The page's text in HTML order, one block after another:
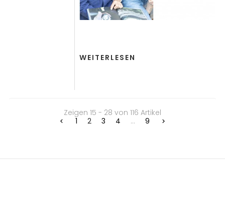
WEITERLESEN
Zeigen 15 - 28 von 116 Artikel
 1 2 3 4 ... 9 